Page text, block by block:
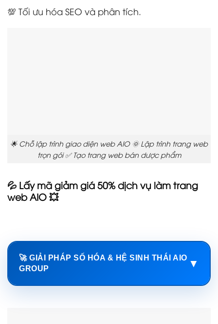
💯 Tối ưu hóa SEO và phân tích.
🌟 Chỗ lập trình giao diện web AIO 🌞 Lập trình trang web
trọn gói ✅ Tạo trang web bán dược phẩm
💦 Lấy mã giảm giá 50% dịch vụ làm trang
web AIO 💥
🚀 GIẢI PHÁP SỐ HÓA & HỆ SINH THÁI AIO
GROUP
▼